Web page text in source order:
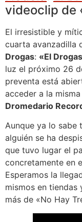
videoclip de
El irresistible y
cuarta avanzadilla
Drogas: «El
luz el próximo 26
preventa está
acceder a la
Dromedario
Aunque ya lo sabe
alguién se ha
que tuvo lugar el
concretamente en
Esperamos la
mismos en
más de «No Hay